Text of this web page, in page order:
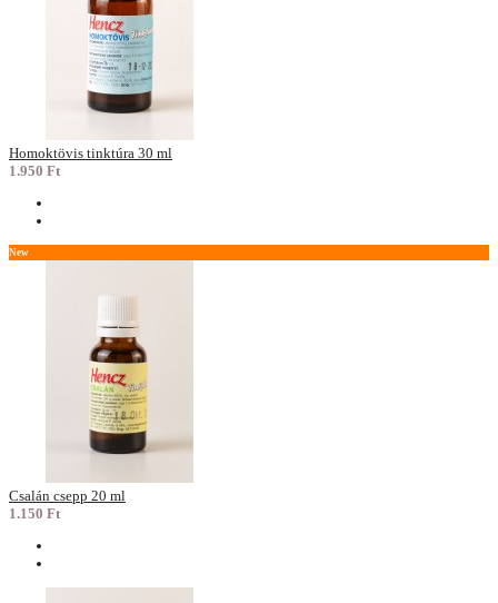
Homoktövis tinktúra 30 ml
1.950 Ft
New
Csalán csepp 20 ml
1.150 Ft